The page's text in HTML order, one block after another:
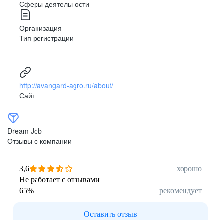
Сферы деятельности
Организация
Тип регистрации
http://avangard-agro.ru/about/
Сайт
Dream Job
Отзывы о компании
3,6
хорошо
Не работает с отзывами
65% рекомендует
Оставить отзыв